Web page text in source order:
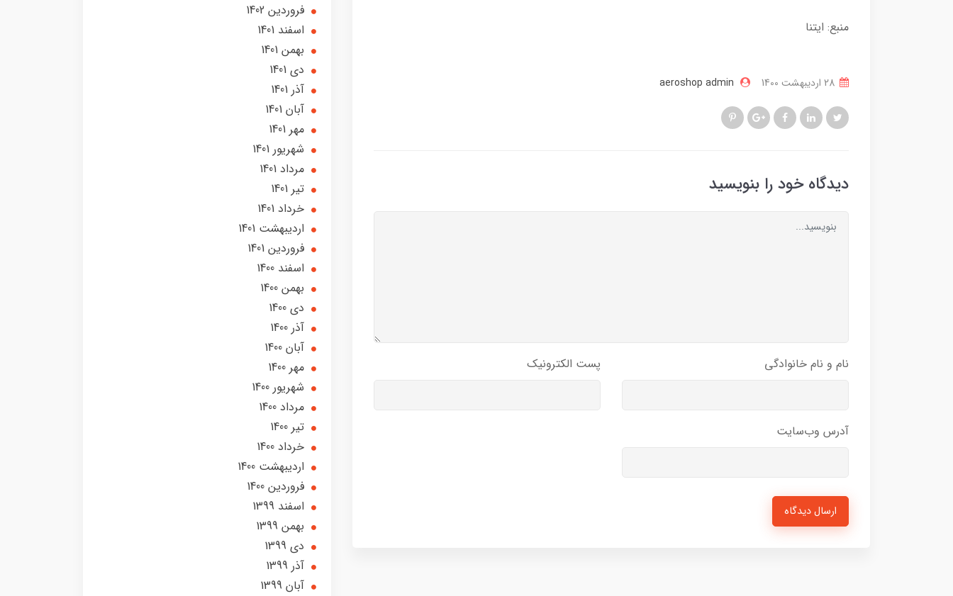
منبع: ایتنا
aeroshop admin
دیدگاه خود را بنویسید
نام و نام خانوادگی پست الکترونیک
آدرس وب‌سایت
ارسال دیدگاه
فروردین 1402
اسفند 1401
بهمن 1401
دی 1401
آذر 1401
آبان 1401
مهر 1401
شهریور 1401
مرداد 1401
تير 1401
خرداد 1401
ارديبهشت 1401
فروردین 1401
اسفند 1400
بهمن 1400
دی 1400
آذر 1400
آبان 1400
مهر 1400
شهریور 1400
مرداد 1400
تير 1400
خرداد 1400
ارديبهشت 1400
فروردین 1400
اسفند 1399
بهمن 1399
دی 1399
آذر 1399
آبان 1399